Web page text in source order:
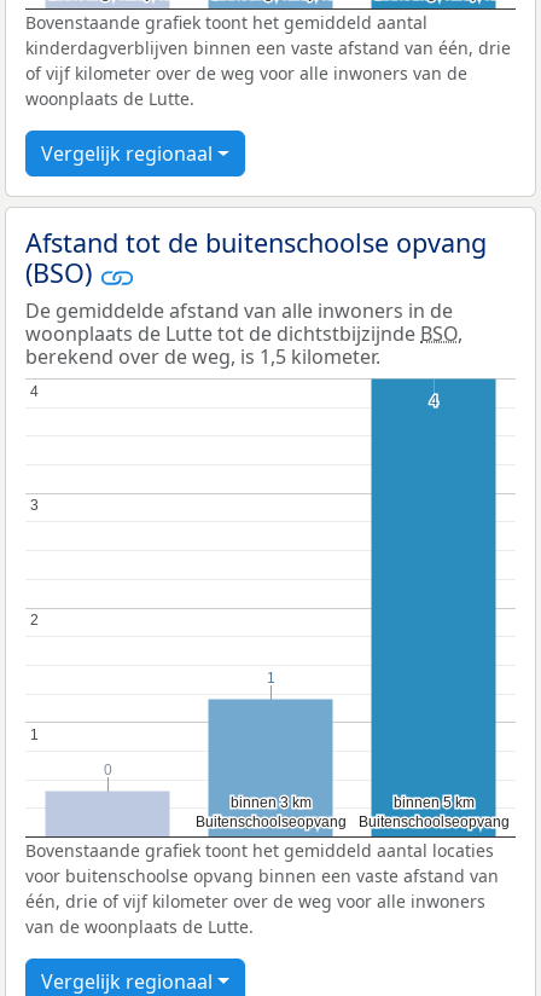
Bovenstaande grafiek toont het gemiddeld aantal
kinderdagverblijven binnen een vaste afstand van één, drie
of vijf kilometer over de weg voor alle inwoners van de
woonplaats de Lutte.
Vergelijk regionaal
Afstand tot de buitenschoolse opvang
(BSO)
De gemiddelde afstand van alle inwoners in de
woonplaats de Lutte tot de dichtstbijzijnde BSO,
berekend over de weg, is 1,5 kilometer.
Buitenschoolseopvang
Buitenschoolseopvang
binnen 3 km
binnen 3 km
Buitenschoolseopvang
Buitenschoolseopvang
binnen 5 km
binnen 5 km
11
2
2
3
3
4
4
0
0
1
1
4
4
Bovenstaande grafiek toont het gemiddeld aantal locaties
voor buitenschoolse opvang binnen een vaste afstand van
één, drie of vijf kilometer over de weg voor alle inwoners
van de woonplaats de Lutte.
Vergelijk regionaal